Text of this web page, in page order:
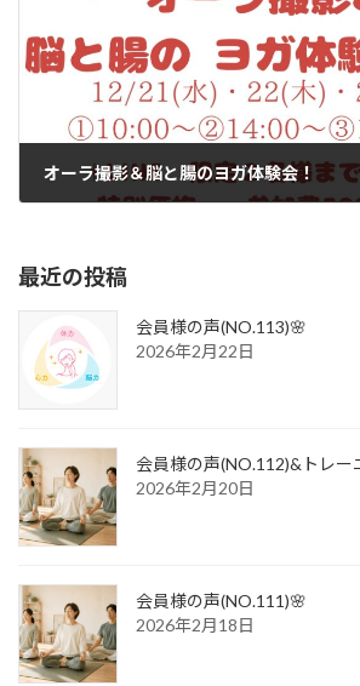
オーラ撮影＆脳と腸のヨガ体験会！
最近の投稿
会員様の声(NO.113)🌸
2026年2月22日
会員様の声(NO.112)&トレー
2026年2月20日
会員様の声(NO.111)🌸
2026年2月18日